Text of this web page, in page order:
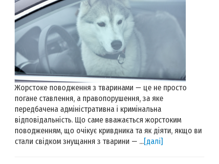
Жорстоке поводження з тваринами — це не просто
погане ставлення, а правопорушення, за яке
передбачена адміністративна і кримінальна
відповідальність. Що саме вважається жорстоким
поводженням, що очікує кривдника та як діяти, якщо ви
стали свідком знущання з тварини — ...[далі]